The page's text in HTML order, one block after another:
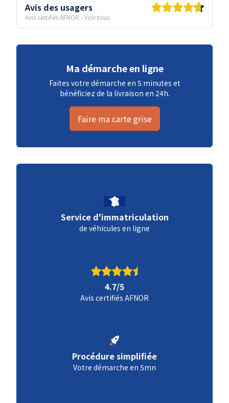
Avis des usagers
Avis certifiés AFNOR -Voir tous
Ma démarche en ligne
Faites votre démarche en 5 minutes et
bénéficiez de la livraison en 24h.
Faire ma carte grise
Service d'immatriculation
de véhicules en ligne
4.7/5
Avis certifiés AFNOR
Procédure simplifiée
Votre démarche en 5mn